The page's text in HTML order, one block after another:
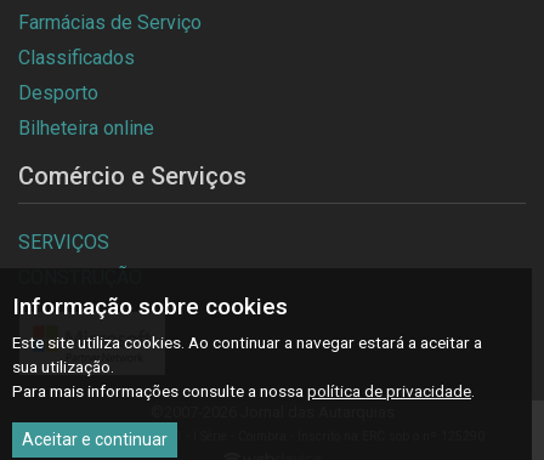
Farmácias de Serviço
Classificados
Desporto
Bilheteira online
Comércio e Serviços
SERVIÇOS
Março 2026 - Nº 221 - I Série - Coimbra - Inscrito na ERC sob o nº 125290
Informação sobre cookies
Este site utiliza cookies. Ao continuar a navegar estará a aceitar a
sua utilização.
Para mais informações consulte a nossa política de privacidade
Aceitar e continuar